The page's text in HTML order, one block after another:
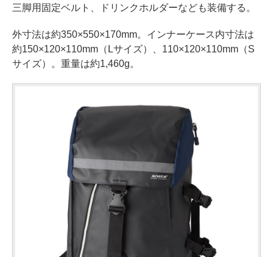
三脚用固定ベルト、ドリンクホルダーなども装備する。
外寸法は約350×550×170mm。インナーケース内寸法は
約150×120×110mm（Lサイズ）、110×120×110mm（S
サイズ）。重量は約1,460g。